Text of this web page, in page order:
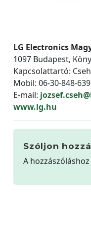
LG Electronics
1097 Budapest,
Kapcsolattartó:
Mobil: 06-30-848-
E-mail:
www.lg.hu
Szóljon hozzá
A hozzászóláshoz